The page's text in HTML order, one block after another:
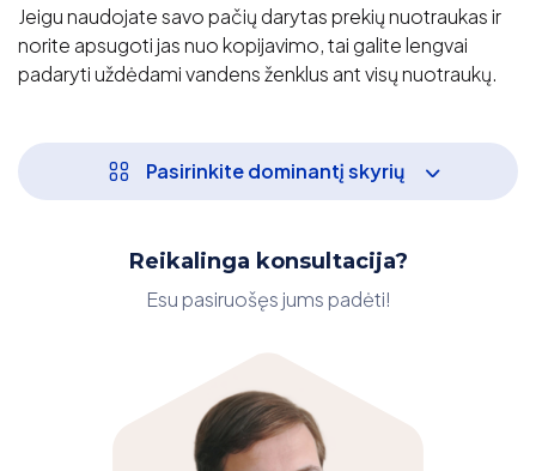
Jeigu naudojate savo pačių darytas prekių nuotraukas ir
norite apsugoti jas nuo kopijavimo, tai galite lengvai
padaryti uždėdami vandens ženklus ant visų nuotraukų.
Pasirinkite dominantį skyrių
Reikalinga konsultacija?
Esu pasiruošęs jums padėti!